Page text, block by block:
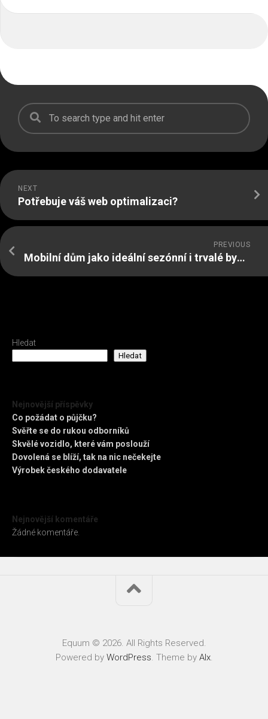
NEXT
Potřebuje váš web optimalizaci?
PREVIOUS
Mobilní dům jako ideální sezónní i trvalé bydlení
Hledat
Hledat
Nejnovější příspěvky
Co požádat o půjčku?
Svěřte se do rukou odborníků
Skvělé vozidlo, které vám poslouží
Dovolená se blíží, tak na nic nečekejte
Výrobek českého dodavatele
Nejnovější komentáře
Žádné komentáře.
Equum © 2026. All Rights Reserved.
Powered by WordPress . Theme by Alx.